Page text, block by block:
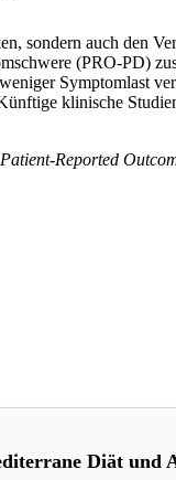
auch den
(PRO-PD)
Symptomlast
klinische
Reported
Diät und